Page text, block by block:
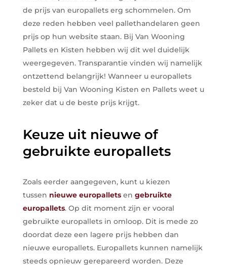
de prijs van europallets erg schommelen. Om
deze reden hebben veel pallethandelaren geen
prijs op hun website staan. Bij Van Wooning
Pallets en Kisten hebben wij dit wel duidelijk
weergegeven. Transparantie vinden wij namelijk
ontzettend belangrijk! Wanneer u europallets
besteld bij Van Wooning Kisten en Pallets weet u
zeker dat u de beste prijs krijgt.
Keuze uit nieuwe of
gebruikte europallets
Zoals eerder aangegeven, kunt u kiezen
tussen nieuwe europalletsen gebruikte
europallets. Op dit moment zijn er vooral
gebruikte europallets in omloop. Dit is mede zo
doordat deze een lagere prijs hebben dan
nieuwe europallets. Europallets kunnen namelijk
steeds opnieuw gerepareerd worden. Deze